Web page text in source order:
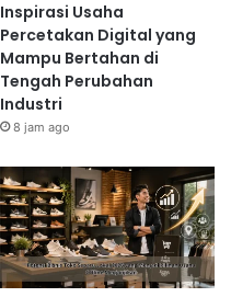
Inspirasi Usaha
Percetakan Digital yang
Mampu Bertahan di
Tengah Perubahan
Industri
8 jam ago